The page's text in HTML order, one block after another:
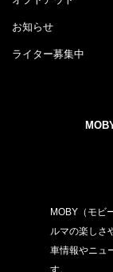
お知らせ
ライター募集中
MOBY（モビ
ルマの楽しさ
車情報やニュ